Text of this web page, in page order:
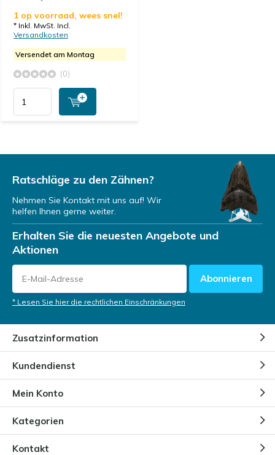
1 op voorraad, wees snel!
* Inkl. MwSt. Incl.
Versandkosten
Versendet am Montag
(0)
Ratschläge zu den Zähnen?
Nehmen Sie Kontakt mit uns auf! Wir
helfen Ihnen gerne weiter.
Erhalten Sie die neuesten Angebote und
Aktionen
Abonnieren
* Lesen Sie hier die rechtlichen Einschränkungen
Zusatzinformation
Kundendienst
Mein Konto
Kategorien
Kontakt